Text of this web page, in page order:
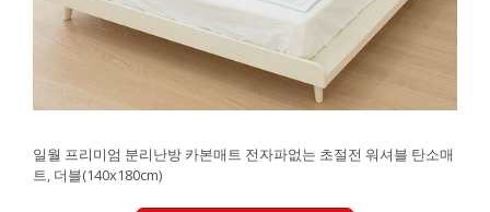
일월 프리미엄 분리난방 카본매트 전자파없는 초절전 워셔블 탄소매
트, 더블(140x180cm)